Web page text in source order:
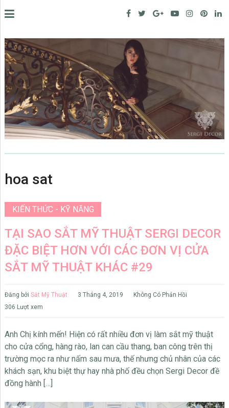
hoa sat
KIẾN THỨC - KỸ NĂNG
TẠI SAO SẮT MỸ THUẬT SERGI DECOR
ĐẶC BIỆT HƠN VỚI CÁC ĐƠN VỊ CỬA
SẮT MỸ THUẬT KHÁC #29
Đăng bởi Sắt Mỹ Thuật 3 Tháng 4, 2019
Không Có Phản Hồi
306 Lượt xem
Anh Chị kính mến! Hiện có rất nhiều đơn vị làm sắt mỹ thuật
cho cửa cổng, hàng rào, lan can cầu thang, ban công trên thị
trường mọc ra như nấm sau mưa, thế nhưng chủ nhân của các
khách sạn, khu biệt thự hay nhà phố đều chọn Sergi Decor đề
đồng hành […]